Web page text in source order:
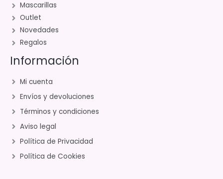
Mascarillas
Outlet
Novedades
Regalos
Información
Mi cuenta
Envíos y devoluciones
Términos y condiciones
Aviso legal
Política de Privacidad
Política de Cookies